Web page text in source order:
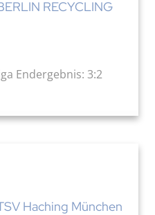
RECYCLING
Endergebnis: 3:2
Haching München